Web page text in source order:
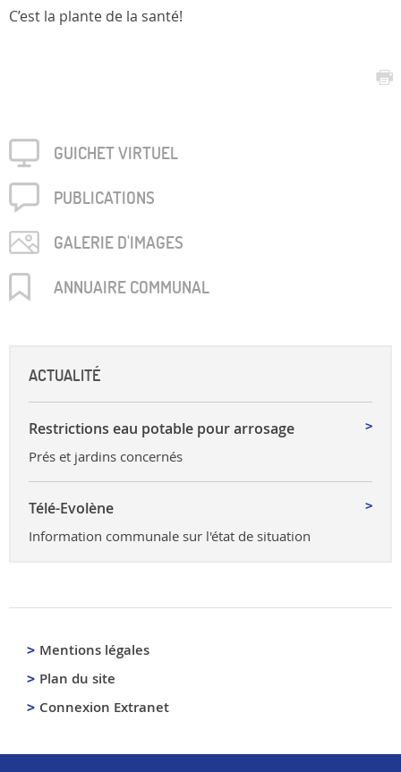
C’est la plante de la santé!
GUICHET VIRTUEL
PUBLICA­TIONS
GALERIE D'IMAGES
ANNUAIRE COMMUNAL
ACTUALITÉ
Restrictions eau potable pour arrosage
Prés et jardins concernés
Télé-Evolène
Information communale sur l'état de situation
Mentions légales
Plan du site
Connexion Extranet